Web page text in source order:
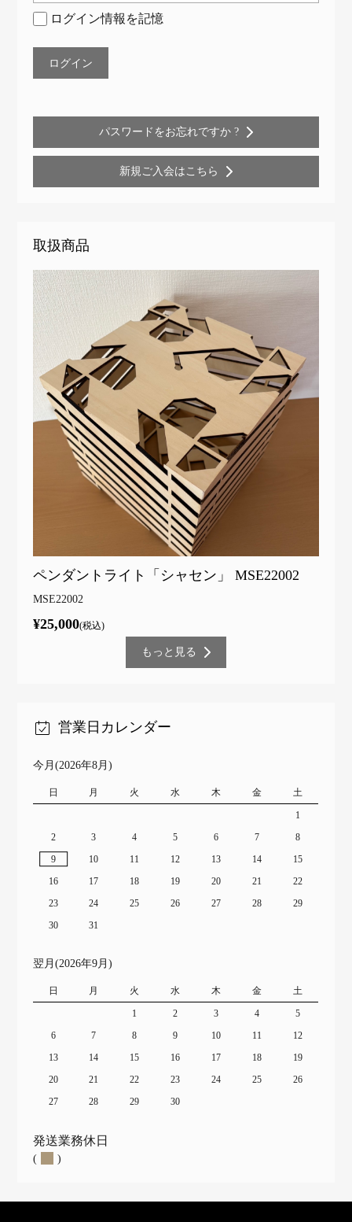
ログイン情報を記憶
パスワードをお忘れですか ?
新規ご入会はこちら
取扱商品
ペンダントライト「シャセン」 MSE22002
MSE22002
¥25,000(税込)
もっと見る
営業日カレンダー
今月(2026年8月)
日 月 火 水 木 金 土
1
2
3 4 5 6 7
8
9
10 11 12 13 14
15
16
17 18 19 20 21
22
23
24 25 26 27 28
29
30
31
翌月(2026年9月)
日 月 火 水 木 金 土
1 2 3 4
5
6
7 8 9 10 11
12
13
14 15 16 17 18
19
20
21 22 23 24 25
26
27
28 29 30
発送業務休日
( )